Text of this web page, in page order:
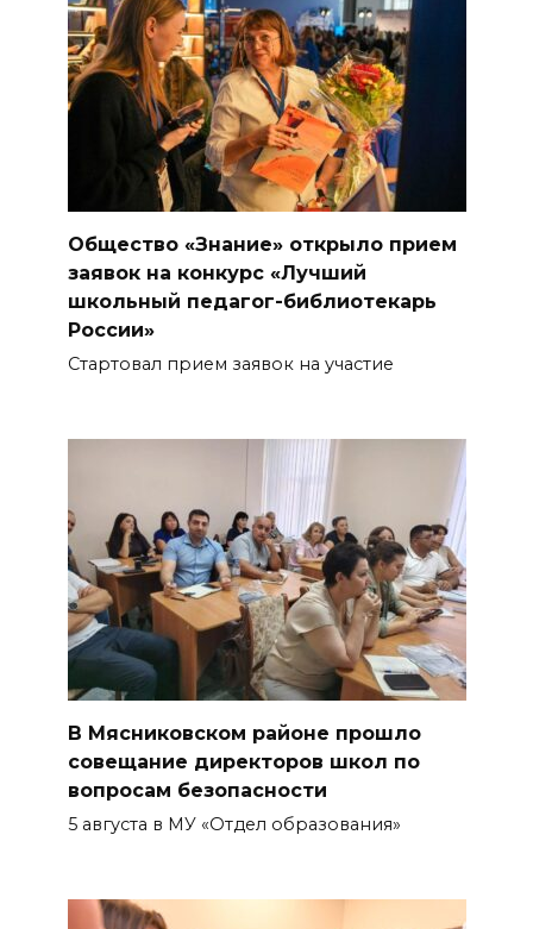
Общество «Знание» открыло прием
заявок на конкурс «Лучший
школьный педагог-библиотекарь
России»
Стартовал прием заявок на участие
В Мясниковском районе прошло
совещание директоров школ по
вопросам безопасности
5 августа в МУ «Отдел образования»